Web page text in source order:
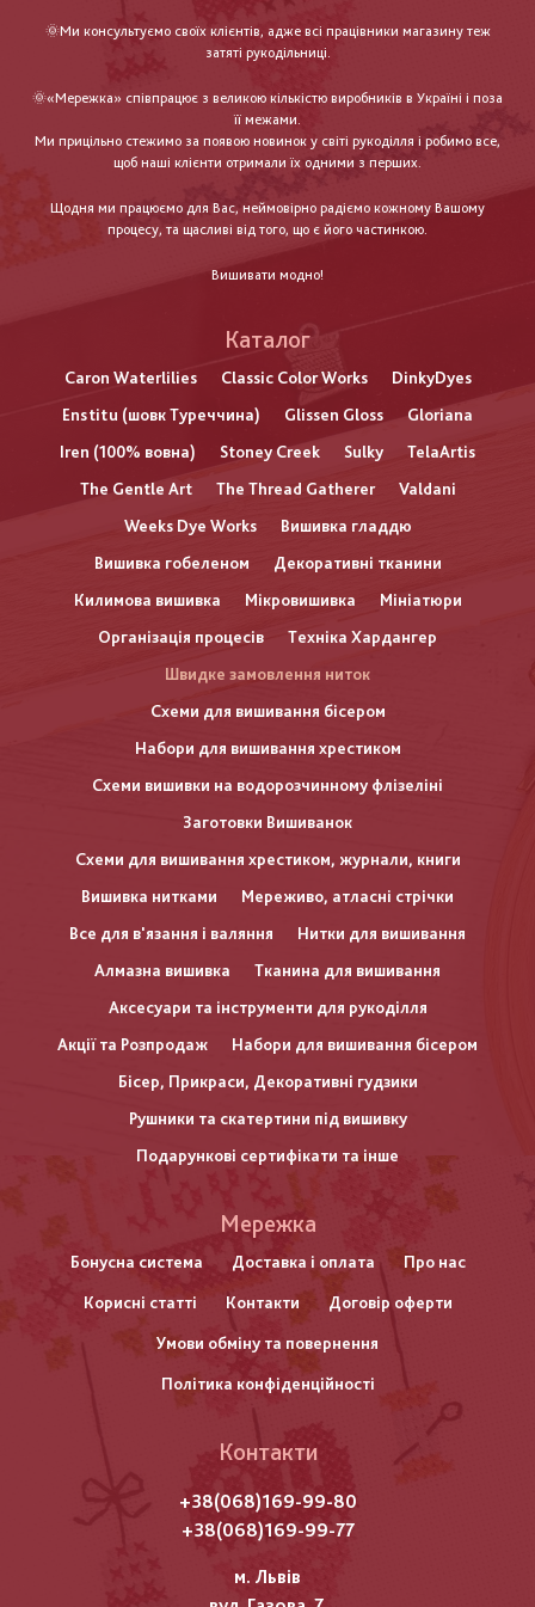
🌞Ми консультуємо своїх клієнтів, адже всі працівники магазину теж
затяті рукодільниці.
🌞«Мережка» співпрацює з великою кількістю виробників в Україні і поза
її межами.
Ми прицільно стежимо за появою новинок у світі рукоділля і робимо все,
щоб наші клієнти отримали їх одними з перших.
Щодня ми працюємо для Вас, неймовірно радіємо кожному Вашому
процесу, та щасливі від того, що є його частинкою.
Вишивати модно!
Каталог
Caron Waterlilies Classic Color Works
DinkyDyes
Enstitu (шовк Туреччина)
Glissen Gloss
Gloriana
Iren (100% вовна)
Stoney Creek Sulky
TelaArtis
The Gentle Art
The Thread Gatherer
Valdani
Weeks Dye Works
Вишивка гладдю
Вишивка гобеленом
Декоративні тканини
Килимова вишивка
Мікровишивка
Мініатюри
Організація процесів
Техніка Хардангер
Швидке замовлення ниток
Схеми для вишивання бісером
Набори для вишивання хрестиком
Схеми вишивки на водорозчинному флізеліні
Заготовки Вишиванок
Схеми для вишивання хрестиком, журнали, книги
Вишивка нитками
Мереживо, атласні стрічки
Все для в'язання і валяння
Нитки для вишивання
Алмазна вишивка
Тканина для вишивання
Аксесуари та інструменти для рукоділля
Акції та Розпродаж
Набори для вишивання бісером
Бісер, Прикраси, Декоративні гудзики
Рушники та скатертини під вишивку
Подарункові сертифікати та інше
нижнього
колонтитулу
Мережка
Бонусна система Доставка і оплата Про нас
Корисні статті Контакти Договір оферти
Умови обміну та повернення
Політика конфіденційності
Контакти
+38(068)169-99-80
+38(068)169-99-77
м. Львів